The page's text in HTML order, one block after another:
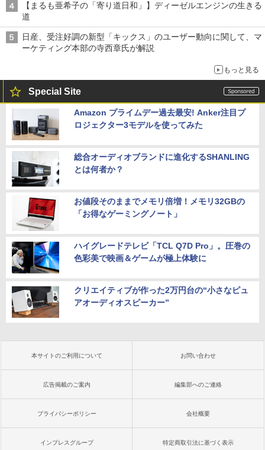
【まるも亜希子の「寄り道日和」】ディーゼルエンジンの生きる
道
日産、受注好調の新型「キックス」のユーザー動向に関して、マ
ーケティング本部の寺西章氏が解説
もっと見る
Special Site
Amazon プライムデー過去最安! Anker注目プ
ロジェクター3モデルを使ってみた
総合オーディオブランドに進化するSHANLING
とは何者か？
お値段そのままでメモリ倍増！メモリ32GBの
「お得なゲーミングノート」
ハイグレードテレビ「TCL Q7D Pro」。圧巻の
色彩美で映画＆ゲームが極上体験に
クリエイティブが作った2万円台の“小さなピュ
アオーディオスピーカー”
本サイトのご利用について お問い合わせ
広告掲載のご案内 編集部へのご連絡
プライバシーポリシー 会社概要
インプレスグループ 特定商取引法に基づく表示